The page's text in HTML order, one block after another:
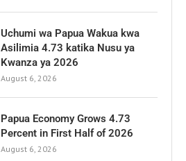
Uchumi wa Papua Wakua kwa
Asilimia 4.73 katika Nusu ya
Kwanza ya 2026
August 6, 2026
Papua Economy Grows 4.73
Percent in First Half of 2026
August 6, 2026